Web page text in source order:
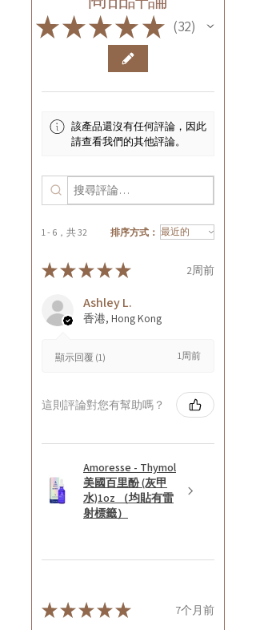
★★★★★ 32
32
該產品還沒有任何評論，因此
請查看我們的其他評論。
1 - 6，共 32 排序方式：
★★★★★ 2周前
Ashley L.
香港, Hong Kong
顯示回覆 (1) 1周前
這則評論對您有幫助嗎？
Amoresse - Thymol
美國百里酚 (灰甲
水)1oz （均貼有雷
射標籤）
★★★★★ 7个月前